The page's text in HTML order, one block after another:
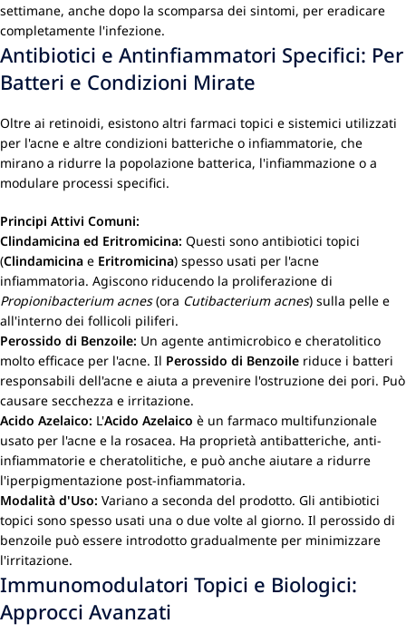
settimane, anche dopo la scomparsa dei sintomi, per eradicare
completamente l'infezione.
Antibiotici e Antinfiammatori Specifici: Per
Batteri e Condizioni Mirate
Oltre ai retinoidi, esistono altri farmaci topici e sistemici utilizzati
per l'acne e altre condizioni batteriche o infiammatorie, che
mirano a ridurre la popolazione batterica, l'infiammazione o a
modulare processi specifici.
Principi Attivi Comuni:
Clindamicina ed Eritromicina: Questi sono antibiotici topici
(Clindamicina e Eritromicina) spesso usati per l'acne
infiammatoria. Agiscono riducendo la proliferazione di
Propionibacterium acnes(ora Cutibacterium acnes) sulla pelle e
all'interno dei follicoli piliferi.
Perossido di Benzoile: Un agente antimicrobico e cheratolitico
molto efficace per l'acne. Il Perossido di Benzoile riduce i batteri
responsabili dell'acne e aiuta a prevenire l'ostruzione dei pori. Può
causare secchezza e irritazione.
Acido Azelaico: L'Acido Azelaico è un farmaco multifunzionale
usato per l'acne e la rosacea. Ha proprietà antibatteriche, anti-
infiammatorie e cheratolitiche, e può anche aiutare a ridurre
l'iperpigmentazione post-infiammatoria.
Modalità d'Uso: Variano a seconda del prodotto. Gli antibiotici
topici sono spesso usati una o due volte al giorno. Il perossido di
benzoile può essere introdotto gradualmente per minimizzare
l'irritazione.
Immunomodulatori Topici e Biologici:
Approcci Avanzati